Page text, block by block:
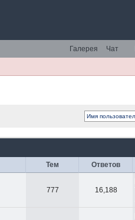
Чат
Галерея
Тем Ответов
777 16,188